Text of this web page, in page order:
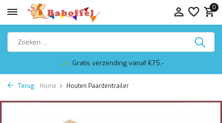
0
Gratis verzending vanaf €75,-
Terug Home Houten Paardentrailer